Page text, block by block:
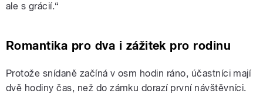
ale s grácií.“
Romantika pro dva i zážitek pro rodinu
Protože snídaně začíná v osm hodin ráno, účastníci mají
dvě hodiny čas, než do zámku dorazí první návštěvníci.